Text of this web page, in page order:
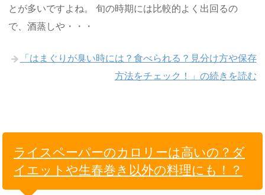
とが多いですよね。 旬の時期には比較的よく出回るの
で、酒蒸しや・・・
「はまぐりが臭い時には？食べられる？見分け方や保存
方法をチェック！」の続きを読む
ライスペーパーのカロリーは高いの？ダ
イエットや生春巻き以外の料理にも！？